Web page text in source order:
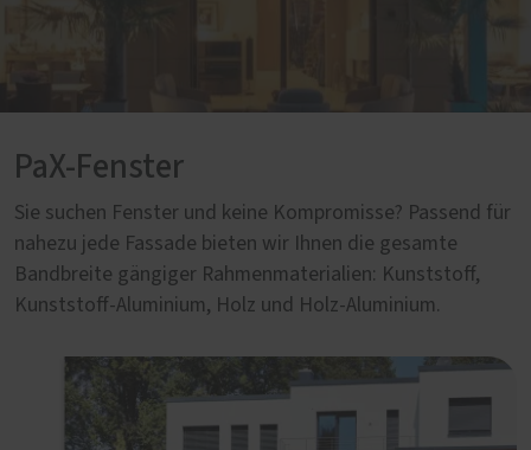
PaX-Fenster
Sie suchen Fenster und keine Kompromisse? Passend für
nahezu jede Fassade bieten wir Ihnen die gesamte
Bandbreite gängiger Rahmenmaterialien: Kunststoff,
Kunststoff-Aluminium, Holz und Holz-Aluminium.